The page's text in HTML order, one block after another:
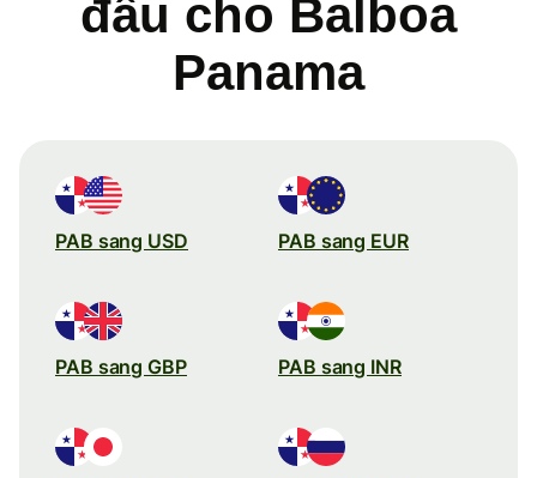
đầu cho Balboa
Panama
PAB sang USD PAB sang EUR
PAB sang GBP PAB sang INR